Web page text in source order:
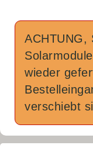
ACHTUNG,
wieder
verschiebt